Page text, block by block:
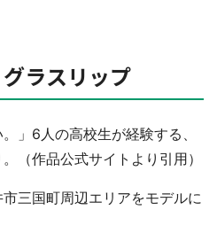
グラスリップ
」6人の高校生が経験する、
（作品公式サイトより引用）
三国町周辺エリアをモデルに